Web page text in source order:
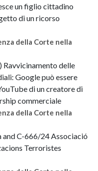
un figlio cittadino
di un ricorso
della Corte nella
Ravvicinamento delle
Google può essere
di un creatore di
commerciale
della Corte nella
C-666/24 Associació
Terroristes